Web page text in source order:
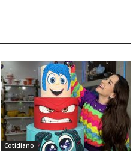
Cotidiano